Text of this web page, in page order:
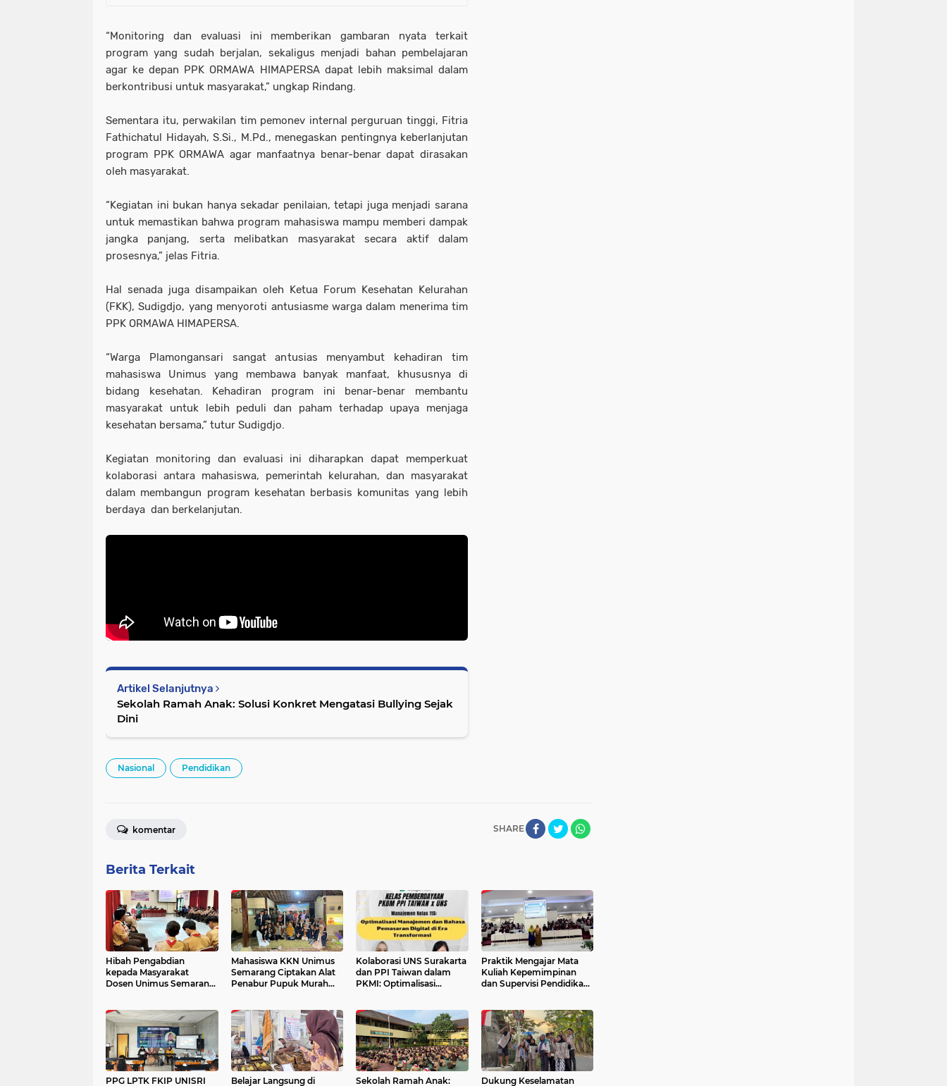
“Monitoring dan evaluasi ini memberikan gambaran nyata terkait
program yang sudah berjalan, sekaligus menjadi bahan pembelajaran
agar ke depan PPK ORMAWA HIMAPERSA dapat lebih maksimal dalam
berkontribusi untuk masyarakat,” ungkap Rindang.
Sementara itu, perwakilan tim pemonev internal perguruan tinggi, Fitria
Fathichatul Hidayah, S.Si., M.Pd., menegaskan pentingnya keberlanjutan
program PPK ORMAWA agar manfaatnya benar-benar dapat dirasakan
oleh masyarakat.
“Kegiatan ini bukan hanya sekadar penilaian, tetapi juga menjadi sarana
untuk memastikan bahwa program mahasiswa mampu memberi dampak
jangka panjang, serta melibatkan masyarakat secara aktif dalam
prosesnya,” jelas Fitria.
Hal senada juga disampaikan oleh Ketua Forum Kesehatan Kelurahan
(FKK), Sudigdjo, yang menyoroti antusiasme warga dalam menerima tim
PPK ORMAWA HIMAPERSA.
“Warga Plamongansari sangat antusias menyambut kehadiran tim
mahasiswa Unimus yang membawa banyak manfaat, khususnya di
bidang kesehatan. Kehadiran program ini benar-benar membantu
masyarakat untuk lebih peduli dan paham terhadap upaya menjaga
kesehatan bersama,” tutur Sudigdjo.
Kegiatan monitoring dan evaluasi ini diharapkan dapat memperkuat
kolaborasi antara mahasiswa, pemerintah kelurahan, dan masyarakat
dalam membangun program kesehatan berbasis komunitas yang lebih
berdaya dan berkelanjutan.
Artikel Selanjutnya
Sekolah Ramah Anak: Solusi Konkret Mengatasi Bullying Sejak
Dini
Nasional Pendidikan
SHARE
komentar
Berita Terkait
Hibah Pengabdian
kepada Masyarakat
Dosen Unimus Semarang
SMAN 10 Semarang
Mahasiswa KKN Unimus
Semarang Ciptakan Alat
Penabur Pupuk Murah
Kolaborasi UNS Surakarta
dan PPI Taiwan dalam
PKMI: Optimalisasi
Praktik Mengajar Mata
Kuliah Kepemimpinan
dan Supervisi Pendidikan
PPG LPTK FKIP UNISRI Belajar Langsung di Sekolah Ramah Anak: Dukung Keselamatan